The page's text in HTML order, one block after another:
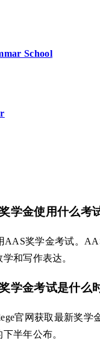
School
学金使用什么考
AAS奖学金考试。
和写作表达。
学金考试是什么
官网获取最新奖学
半年公布。